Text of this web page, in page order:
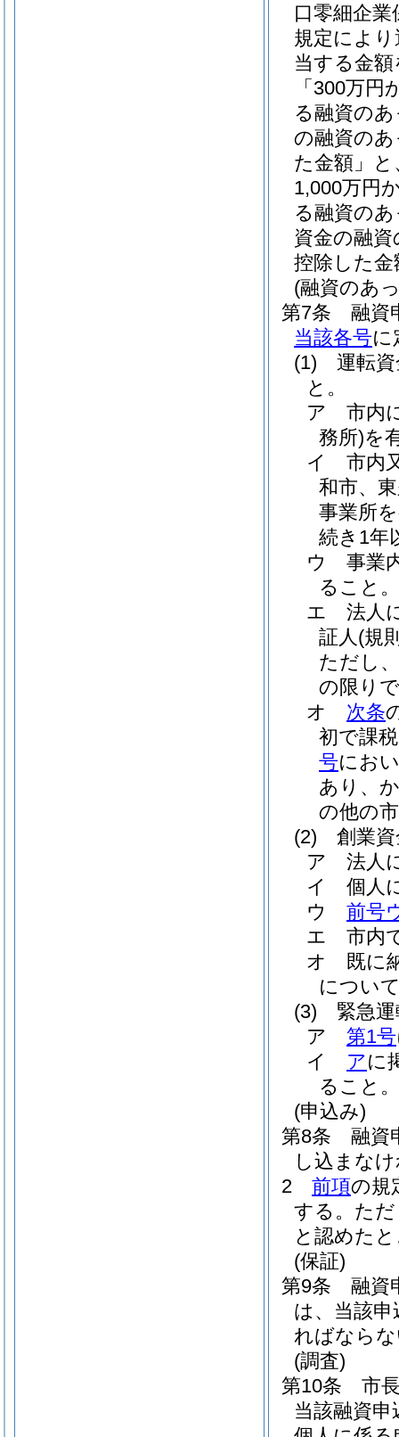
口零細企
規定によ
当する金
「300万
る融資の
の融資の
た金額」と
1,000万円
る融資の
資金の融
控除した
(融資のあ
第7条
融資
当該各号に
(1)
運転
と。
ア
市内
務所)を
イ
市内
和市、
事業所
続き1年
ウ
事業
ること。
エ
法人
証人(規
ただし
の限り
オ
次条
初で課
号にお
あり、
の他の
(2)
創業
ア
法人
イ
個人
ウ
前号
エ
市内
オ
既に
につい
(3)
緊急
ア
第1号
イ
アに
ること。
(申込み)
第8条
融資
し込まな
2
前項の規
する。 た
と認めた
(保証)
第9条
融資
は、当該
ればなら
(調査)
第10条
市
当該融資